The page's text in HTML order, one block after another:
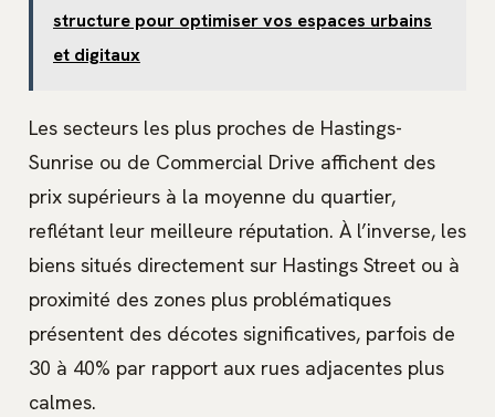
structure pour optimiser vos espaces urbains
et digitaux
Les secteurs les plus proches de Hastings-
Sunrise ou de Commercial Drive affichent des
prix supérieurs à la moyenne du quartier,
reflétant leur meilleure réputation. À l’inverse, les
biens situés directement sur Hastings Street ou à
proximité des zones plus problématiques
présentent des décotes significatives, parfois de
30 à 40% par rapport aux rues adjacentes plus
calmes.